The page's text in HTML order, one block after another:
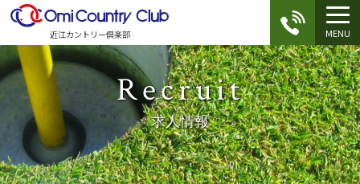
近江カントリー倶楽部 MENU
Recruit
求人情報